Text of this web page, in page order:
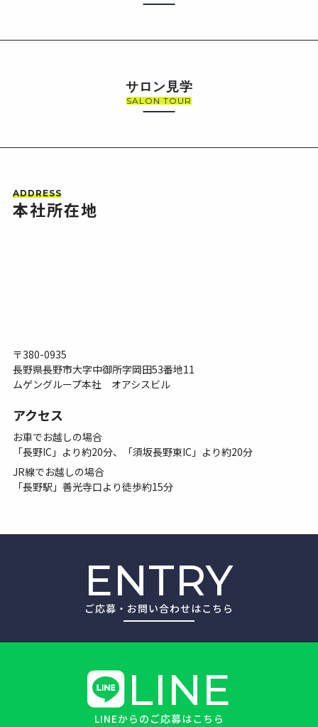
サロン見学
SALON TOUR
ADDRESS
本社所在地
〒380-0935
長野県長野市大字中御所字岡田53番地11
ムゲングループ本社 オアシスビル
アクセス
お車でお越しの場合
「長野IC」より約20分、「須坂長野東IC」より約20分
JR線でお越しの場合
「長野駅」善光寺口より徒歩約15分
ENTRY
ご応募・お問い合わせはこちら
LINE
LINEからのご応募はこちら